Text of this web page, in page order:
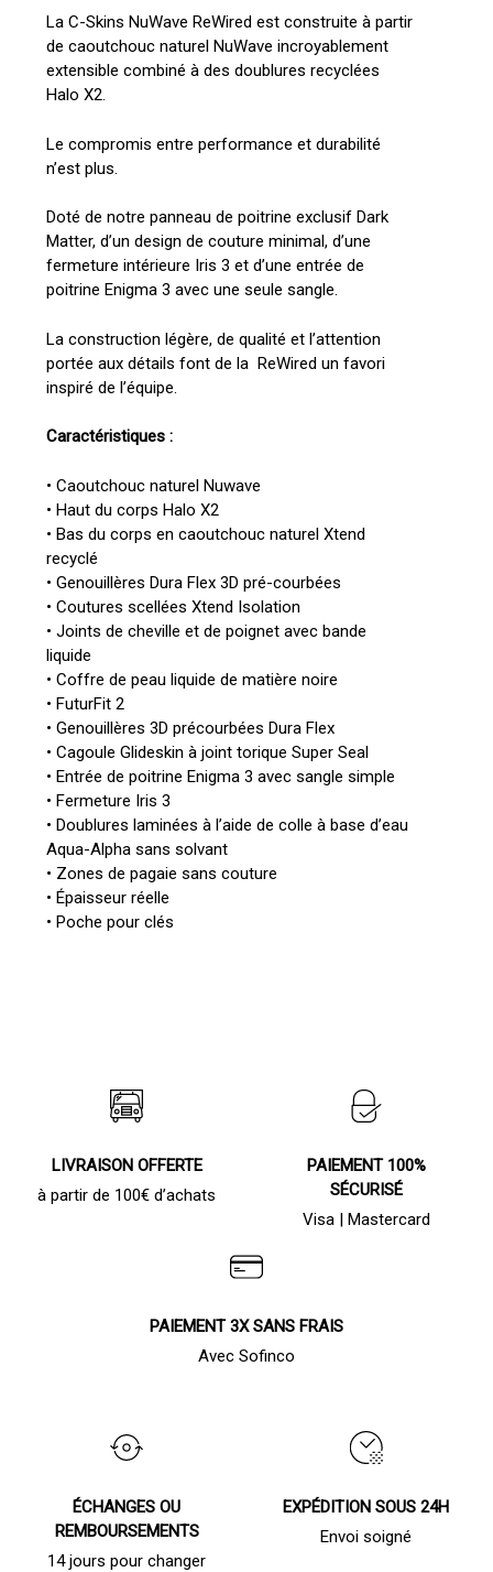
La C-Skins NuWave ReWired est construite à partir
de caoutchouc naturel NuWave incroyablement
extensible combiné à des doublures recyclées
Halo X2.
Le compromis entre performance et durabilité
n’est plus.
Doté de notre panneau de poitrine exclusif Dark
Matter, d’un design de couture minimal, d’une
fermeture intérieure Iris 3 et d’une entrée de
poitrine Enigma 3 avec une seule sangle.
La construction légère, de qualité et l’attention
portée aux détails font de la ReWired un favori
inspiré de l’équipe.
Caractéristiques :
• Caoutchouc naturel Nuwave
• Haut du corps Halo X2
• Bas du corps en caoutchouc naturel Xtend
recyclé
• Genouillères Dura Flex 3D pré-courbées
• Coutures scellées Xtend Isolation
• Joints de cheville et de poignet avec bande
liquide
• Coffre de peau liquide de matière noire
• FuturFit 2
• Genouillères 3D précourbées Dura Flex
• Cagoule Glideskin à joint torique Super Seal
• Entrée de poitrine Enigma 3 avec sangle simple
• Fermeture Iris 3
• Doublures laminées à l’aide de colle à base d’eau
Aqua-Alpha sans solvant
• Zones de pagaie sans couture
• Épaisseur réelle
• Poche pour clés
LIVRAISON OFFERTE
à partir de 100€ d’achats
PAIEMENT 100%
SÉCURISÉ
Visa | Mastercard
PAIEMENT 3X SANS FRAIS
Avec Sofinco
ÉCHANGES OU
REMBOURSEMENTS
14 jours pour changer
EXPÉDITION SOUS 24H
Envoi soigné